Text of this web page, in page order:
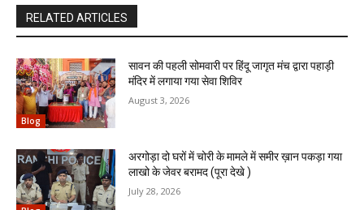
RELATED ARTICLES
Blog
सावन की पहली सोमवारी पर हिंदू जागृत मंच द्वारा पहाड़ी
मंदिर में लगाया गया सेवा शिविर
August 3, 2026
अरगोड़ा दो घरों में चोरी के मामले में समीर ख़ान पकड़ा गया
लाखो के जेवर बरामद (पूरा देखे )
July 28, 2026